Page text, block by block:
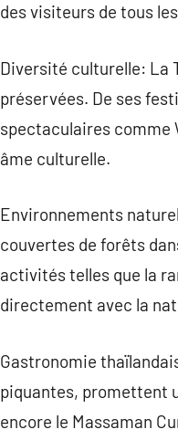
des visiteurs de tous
Diversité culturelle: La
préservées. De ses
spectaculaires comme
âme culturelle.
Environnements
couvertes de forêts
activités telles que la
directement avec la
Gastronomie
piquantes, promettent
encore le Massaman